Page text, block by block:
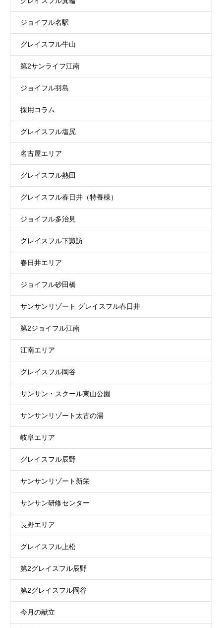
ジョイフル名駅
グレイスフル牛山
第2サンライフ江南
ジョイフル羽島
採用コラム
グレイスフル塩尻
名古屋エリア
グレイスフル熱田
グレイスフル春日井（特養棟）
ジョイフル多治見
グレイスフル下諏訪
春日井エリア
ジョイフル砂田橋
サンサンリゾート グレイスフル春日井
第2ジョイフル江南
江南エリア
グレイスフル岡谷
サンサン・スクール東山公園
サンサンリゾート太古の湯
岐阜エリア
グレイスフル辰野
サンサンリゾート新栄
サンサン研修センター
長野エリア
グレイスフル上松
第2グレイスフル辰野
第2グレイスフル岡谷
今月の献立